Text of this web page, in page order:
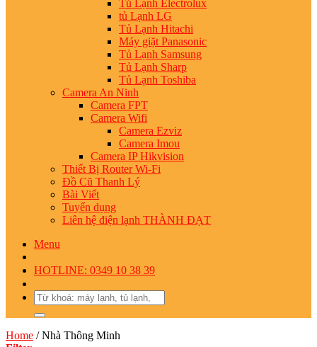
Tủ Lạnh Electrolux
tủ Lạnh LG
Tủ Lạnh Hitachi
Máy giặt Panasonic
Tủ Lạnh Samsung
Tủ Lạnh Sharp
Tủ Lạnh Toshiba
Camera An Ninh
Camera FPT
Camera Wifi
Camera Ezviz
Camera Imou
Camera IP Hikvision
Thiết Bị Router Wi-Fi
Đồ Cũ Thanh Lý
Bài Viết
Tuyển dụng
Liên hệ điện lạnh THÀNH ĐẠT
Menu
HOTLINE: 0349 10 38 39
Search
for:
Home /Nhà Thông Minh